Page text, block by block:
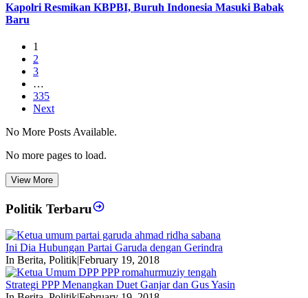
Kapolri Resmikan KBPBI, Buruh Indonesia Masuki Babak
Baru
1
2
3
…
335
Next
No More Posts Available.
No more pages to load.
View More
Politik Terbaru
Ini Dia Hubungan Partai Garuda dengan Gerindra
In Berita, Politik|February 19, 2018
Strategi PPP Menangkan Duet Ganjar dan Gus Yasin